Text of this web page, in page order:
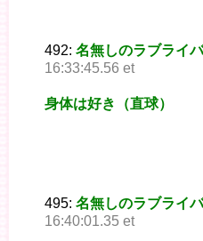
492: 名無しのラブライ
16:33:45.56 et
身体は好き（直球）
495: 名無しのラブライ
16:40:01.35 et